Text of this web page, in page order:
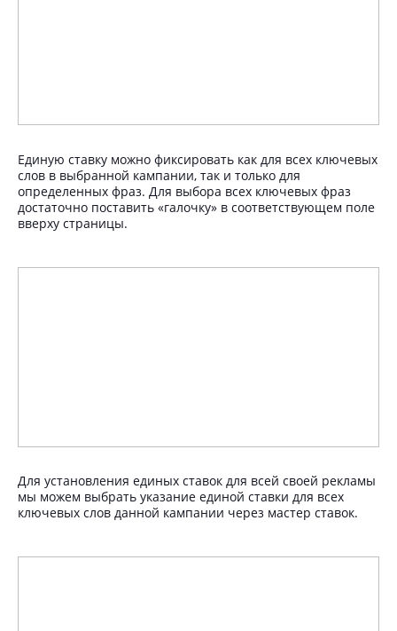
Единую ставку можно фиксировать как для всех ключевых
слов в выбранной кампании, так и только для
определенных фраз. Для выбора всех ключевых фраз
достаточно поставить «галочку» в соответствующем поле
вверху страницы.
Для установления единых ставок для всей своей рекламы
мы можем выбрать указание единой ставки для всех
ключевых слов данной кампании через мастер ставок.